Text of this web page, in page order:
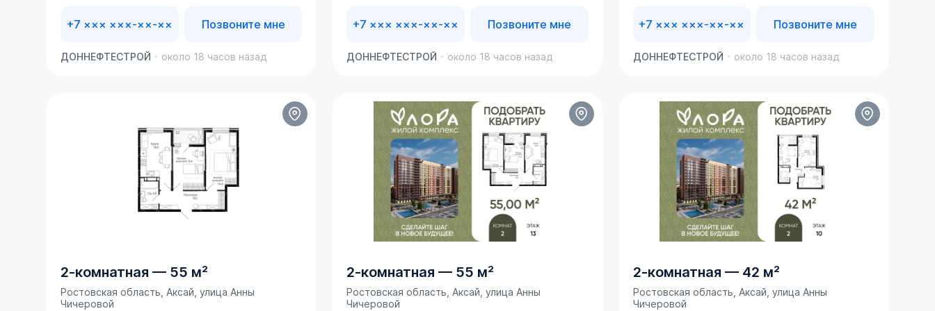
+7 ××× ×××-××-×× Позвоните мне
ДОННЕФТЕСТРОЙ около 18 часов назад
+7 ××× ×××-××-×× Позвоните мне
ДОННЕФТЕСТРОЙ около 18 часов назад
+7 ××× ×××-××-×× Позвоните мне
ДОННЕФТЕСТРОЙ около 18 часов назад
2-комнатная — 55 м²
Ростовская область, Аксай, улица Анны
Чичеровой
2-комнатная — 55 м²
Ростовская область, Аксай, улица Анны
Чичеровой
2-комнатная — 42 м²
Ростовская область, Аксай, улица Анны
Чичеровой